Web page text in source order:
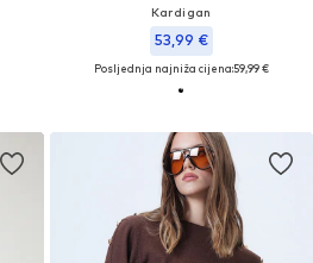
Kardigan
53,99 €
Posljednja najniža cijena:59,99 €